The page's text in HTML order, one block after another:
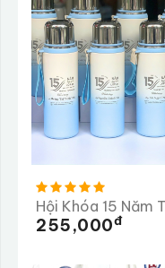
255,000Đ